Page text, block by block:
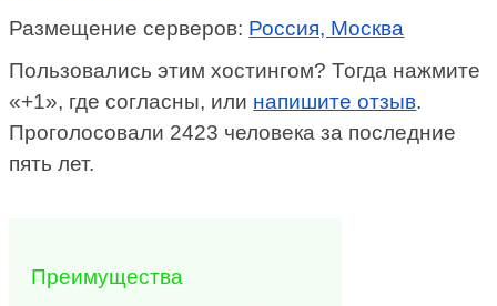
Размещение серверов: Россия, Москва
Пользовались этим хостингом? Тогда нажмите
«+1», где согласны, или напишите отзыв.
Проголосовали 2423 человека за последние
пять лет.
Преимущества